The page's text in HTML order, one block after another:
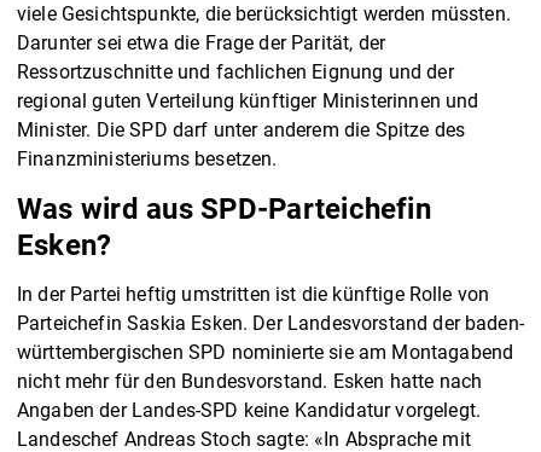
viele Gesichtspunkte, die berücksichtigt werden müssten.
Darunter sei etwa die Frage der Parität, der
Ressortzuschnitte und fachlichen Eignung und der
regional guten Verteilung künftiger Ministerinnen und
Minister. Die SPD darf unter anderem die Spitze des
Finanzministeriums besetzen.
Was wird aus SPD-Parteichefin
Esken?
In der Partei heftig umstritten ist die künftige Rolle von
Parteichefin Saskia Esken. Der Landesvorstand der baden-
württembergischen SPD nominierte sie am Montagabend
nicht mehr für den Bundesvorstand. Esken hatte nach
Angaben der Landes-SPD keine Kandidatur vorgelegt.
Landeschef Andreas Stoch sagte: «In Absprache mit